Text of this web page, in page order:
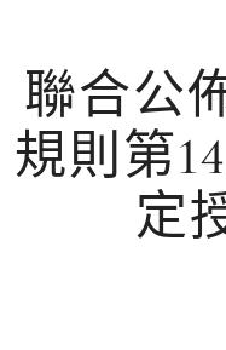
聯合公
規則第
定